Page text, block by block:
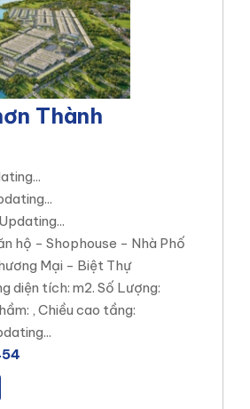
Thành
Updating...
hộ - Shophouse - Nhà Phố
Mại - Biệt Thự
diện tích: m2. Số Lượng:
, Chiều cao tầng: